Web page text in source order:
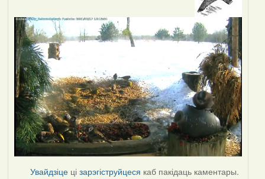
Увайдзіце цізарэгіструйцеся каб пакідаць каментары.